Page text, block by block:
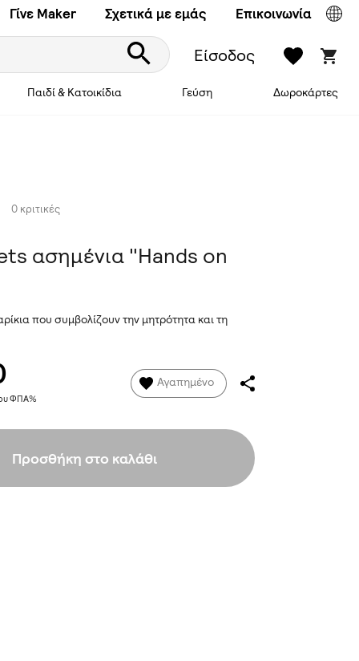
Γίνε Maker Σχετικά με εμάς Επικοινωνία
Είσοδος
Παιδί & Κατοικίδια Γεύση Δωροκάρτες
0 κριτικές
ασημένια "Hands on
που συμβολίζουν την μητρότητα και τη
ΦΠΑ%
Αγαπημένο
Προσθήκη στο καλάθι